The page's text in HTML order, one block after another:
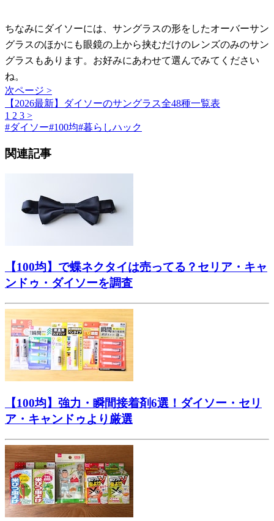
ちなみにダイソーには、サングラスの形をしたオーバーサン
グラスのほかにも眼鏡の上から挟むだけのレンズのみのサン
グラスもあります。お好みにあわせて選んでみてください
ね。
次ページ >
【2026最新】ダイソーのサングラス全48種一覧表
1 2 3 >
#ダイソー#100均#暮らしハック
関連記事
【100均】で蝶ネクタイは売ってる？セリア・キャ
ンドゥ・ダイソーを調査
【100均】強力・瞬間接着剤6選！ダイソー・セリ
ア・キャンドゥより厳選